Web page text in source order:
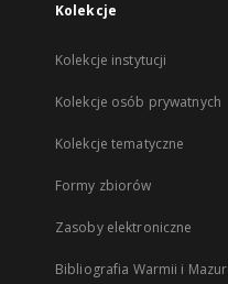
Kolekcje
Kolekcje instytucji
Kolekcje osób prywatnych
Kolekcje tematyczne
Formy zbiorów
Zasoby elektroniczne
Bibliografia Warmii i Mazur